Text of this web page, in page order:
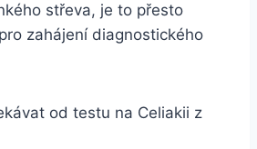
‌střeva, ‌je to přesto
zahájení ⁤diagnostického
od testu ⁢na Celiakii z